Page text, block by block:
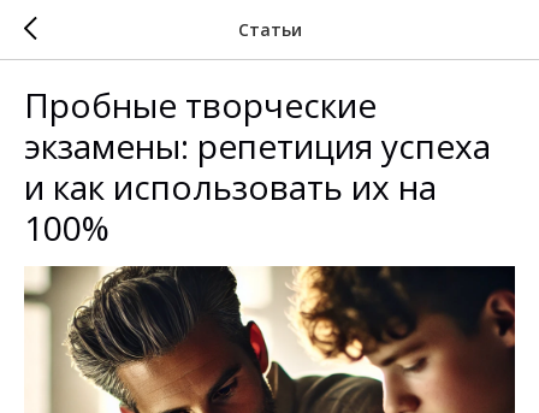
Статьи
Пробные творческие
экзамены: репетиция успеха
и как использовать их на
100%